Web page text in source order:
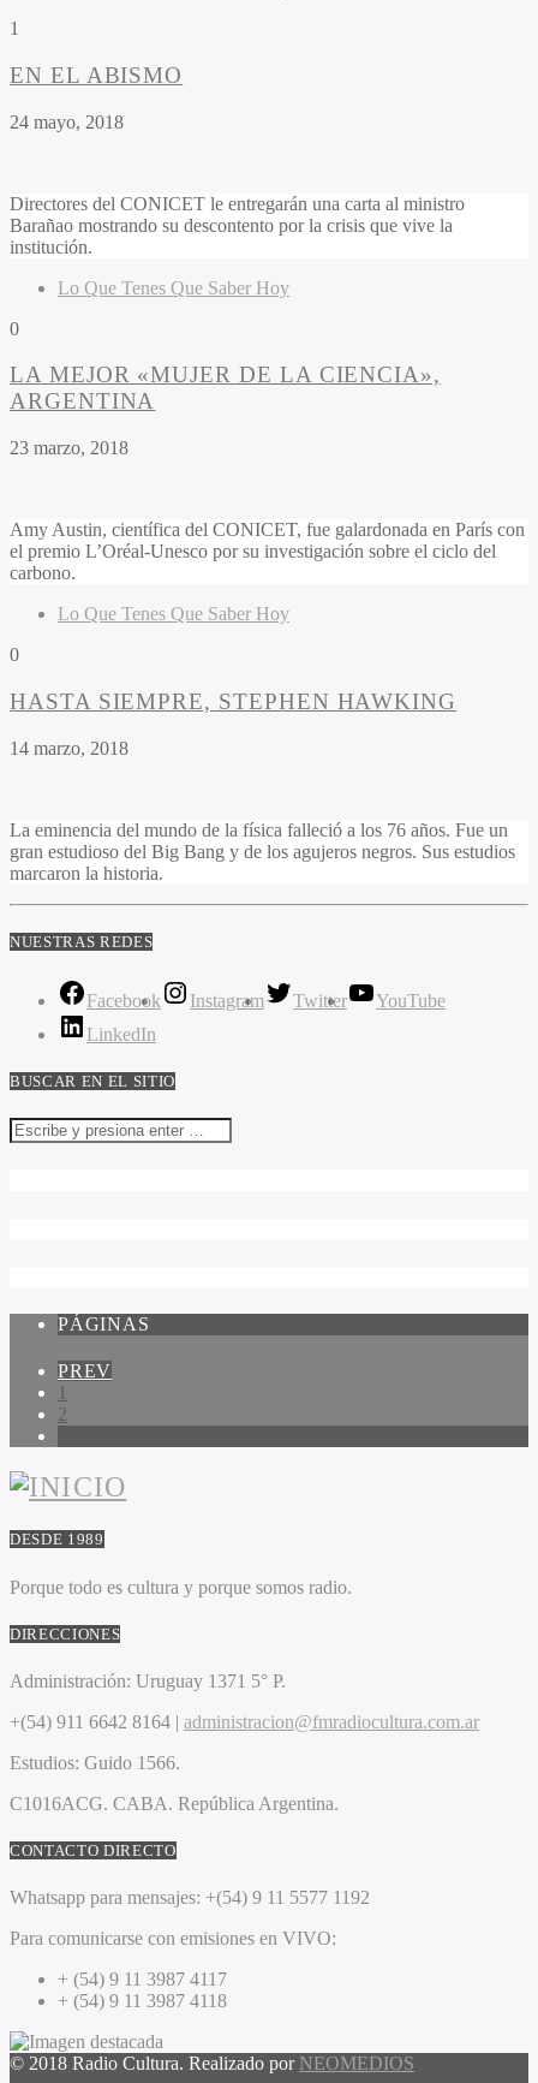
1
EN EL ABISMO
24 mayo, 2018
Directores del CONICET le entregarán una carta al ministro
Barañao mostrando su descontento por la crisis que vive la
institución.
Lo Que Tenes Que Saber Hoy
0
LA MEJOR «MUJER DE LA CIENCIA»,
ARGENTINA
23 marzo, 2018
Amy Austin, científica del CONICET, fue galardonada en París con
el premio L’Oréal-Unesco por su investigación sobre el ciclo del
carbono.
Lo Que Tenes Que Saber Hoy
0
HASTA SIEMPRE, STEPHEN HAWKING
14 marzo, 2018
La eminencia del mundo de la física falleció a los 76 años. Fue un
gran estudioso del Big Bang y de los agujeros negros. Sus estudios
marcaron la historia.
NUESTRAS REDES
Facebook Instagram Twitter
YouTube
LinkedIn
BUSCAR EN EL SITIO
PÁGINAS
PREV
1
2
DESDE 1989
Porque todo es cultura y porque somos radio.
DIRECCIONES
Administración: Uruguay 1371 5° P.
+(54) 911 6642 8164 | administracion@fmradiocultura.com.ar
Estudios: Guido 1566.
C1016ACG. CABA. República Argentina.
CONTACTO DIRECTO
Whatsapp para mensajes: +(54) 9 11 5577 1192
Para comunicarse con emisiones en VIVO:
+ (54) 9 11 3987 4117
+ (54) 9 11 3987 4118
© 2018 Radio Cultura. Realizado por NEOMEDIOS